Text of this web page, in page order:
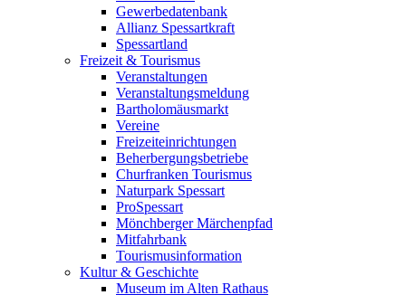
Gewerbedatenbank
Allianz Spessartkraft
Spessartland
Freizeit & Tourismus
Veranstaltungen
Veranstaltungsmeldung
Bartholomäusmarkt
Vereine
Freizeiteinrichtungen
Beherbergungsbetriebe
Churfranken Tourismus
Naturpark Spessart
ProSpessart
Mönchberger Märchenpfad
Mitfahrbank
Tourismusinformation
Kultur & Geschichte
Museum im Alten Rathaus